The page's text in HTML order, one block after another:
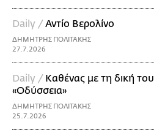
Daily /Αντίο Βερολίνο
ΔΗΜΗΤΡΗΣ ΠΟΛΙΤΑΚΗΣ
27.7.2026
Daily / Καθένας με τη δική του
«Οδύσσεια»
ΔΗΜΗΤΡΗΣ ΠΟΛΙΤΑΚΗΣ
25.7.2026